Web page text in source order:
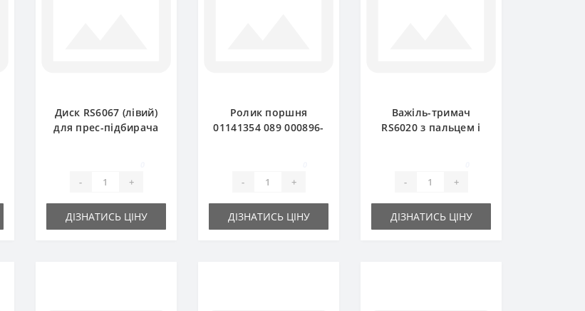
Диск RS6067 (лівий)
для прес-підбирача
- +
ДІЗНАТИСЬ ЦІНУ
Ролик поршня
01141354 089 000896-
- +
ДІЗНАТИСЬ ЦІНУ
Важіль-тримач
RS6020 з пальцем і
- +
ДІЗНАТИСЬ ЦІНУ